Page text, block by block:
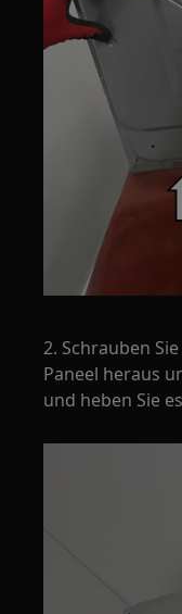
2. Schrauben
Paneel heraus
und heben Sie